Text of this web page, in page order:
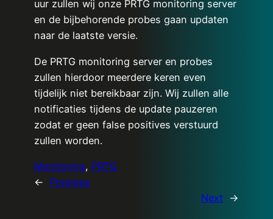
uur zullen wij onze PRTG monitoring server
en de bijbehorende probes gaan updaten
naar de laatste versie.
De PRTG monitoring server en probes
zullen hierdoor meerdere keren even
tijdelijk niet bereikbaar zijn. Wij zullen alle
notificaties tijdens de update pauzeren
zodat er geen false positives verstuurd
zullen worden.
Monitoring, PRTG
←
Previous
Next →